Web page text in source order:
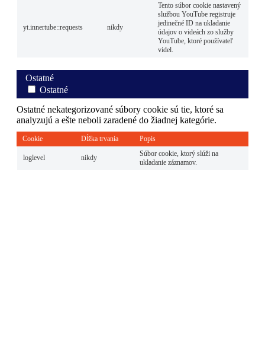
yt.innertube::requests nikdy
Tento súbor cookie nastavený
službou YouTube registruje
jedinečné ID na ukladanie
údajov o videách zo služby
YouTube, ktoré používateľ
videl.
Ostatné
Ostatné
Ostatné nekategorizované súbory cookie sú tie, ktoré sa
analyzujú a ešte neboli zaradené do žiadnej kategórie.
Cookie Dĺžka trvania Popis
loglevel nikdy
Súbor cookie, ktorý slúži na
ukladanie záznamov.